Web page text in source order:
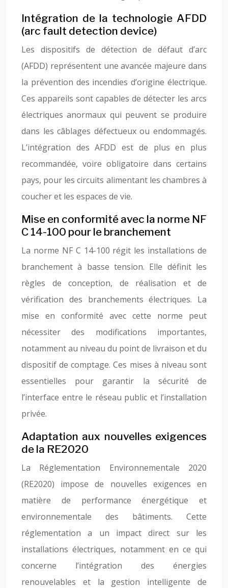
Intégration de la technologie AFDD
(arc fault detection device)
Les dispositifs de détection de défaut d’arc
(AFDD) représentent une avancée majeure dans
la prévention des incendies d’origine électrique.
Ces appareils sont capables de détecter les arcs
électriques anormaux qui peuvent se produire
dans les câblages défectueux ou endommagés.
L’intégration des AFDD est de plus en plus
recommandée, voire obligatoire dans certains
pays, pour les circuits alimentant les chambres à
coucher et les espaces de vie.
Mise en conformité avec la norme NF
C 14-100 pour le branchement
La norme NF C 14-100 régit les installations de
branchement à basse tension. Elle définit les
règles de conception, de réalisation et de
vérification des branchements électriques. La
mise en conformité avec cette norme peut
nécessiter des modifications importantes,
notamment au niveau du point de livraison et du
dispositif de comptage. Ces mises à niveau sont
essentielles pour garantir la sécurité de
l’interface entre le réseau public et l’installation
privée.
Adaptation aux nouvelles exigences
de la RE2020
La Réglementation Environnementale 2020
(RE2020) impose de nouvelles exigences en
matière de performance énergétique et
environnementale des bâtiments. Cette
réglementation a un impact direct sur les
installations électriques, notamment en ce qui
concerne l’intégration des énergies
renouvelables et la gestion intelligente de